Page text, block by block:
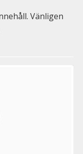
Vänligen